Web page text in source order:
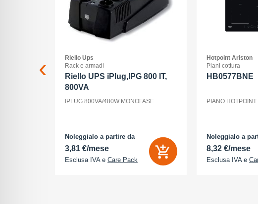
Riello Ups
Rack e armadi
Riello UPS iPlug,IPG 800 IT,
800VA
IPLUG 800VA/480W MONOFASE
Noleggialo a partire da
3,81 €/mese
Esclusa IVA e Care Pack
Hotpoint Ariston
Piani cottura
HB0577BNE
PIANO
Noleggialo a
8,32 €/mese
Esclusa IVA e